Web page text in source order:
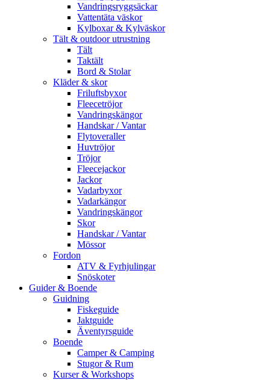
Vandringsryggsäckar
Vattentäta väskor
Kylboxar & Kylväskor
Tält & outdoor utrustning
Tält
Taktält
Bord & Stolar
Kläder & skor
Friluftsbyxor
Fleecetröjor
Vandringskängor
Handskar / Vantar
Flytoveraller
Huvtröjor
Tröjor
Fleecejackor
Jackor
Vadarbyxor
Vadarkängor
Vandringskängor
Skor
Handskar / Vantar
Mössor
Fordon
ATV & Fyrhjulingar
Snöskoter
Guider & Boende
Guidning
Fiskeguide
Jaktguide
Äventyrsguide
Boende
Camper & Camping
Stugor & Rum
Kurser & Workshops